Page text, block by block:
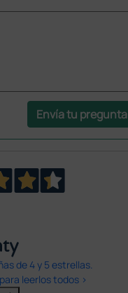
Envía tu pregunta
de 4 y 5 estrellas.
leerlos todos >